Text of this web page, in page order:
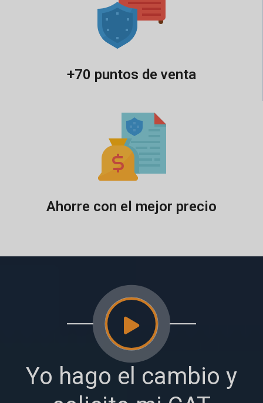
+70 puntos de venta
Ahorre con el mejor precio
Yo hago el cambio y